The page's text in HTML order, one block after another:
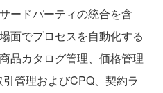
ードパーティの統合を含
面でプロセスを自動化する
品カタログ管理、価格管理
引管理およびCPQ、契約ラ